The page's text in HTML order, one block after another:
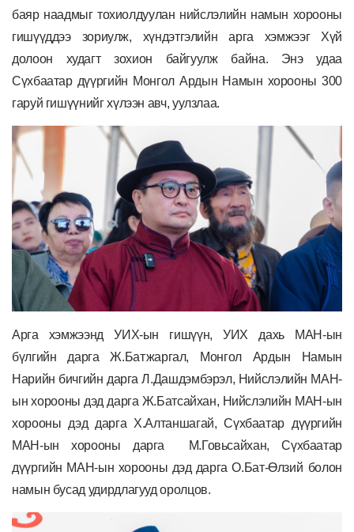
баяр наадмыг тохиолдуулан нийслэлийн намын хорооны
гишүүддээ зориулж, хүндэтгэлийн арга хэмжээг Хүй
долоон худагт зохион байгуулж байна. Энэ удаа
Сүхбаатар дүүргийн Монгол Ардын Намын хорооны 300
гаруй гишүүнийг хүлээн авч, уулзлаа.
Арга хэмжээнд УИХ-ын гишүүн, УИХ дахь МАН-ын
бүлгийн дарга Ж.Батжаргал, Монгол Ардын Намын
Нарийн бичгийн дарга Л.Дашдэмбэрэл, Нийслэлийн МАН-
ын хорооны дэд дарга Ж.Батсайхан, Нийслэлийн МАН-ын
хорооны дэд дарга Х.Алтаншагай, Сүхбаатар дүүргийн
МАН-ын хорооны дарга М.Говьсайхан,Сүхбаатар
дүүргийн МАН-ын хорооны дэд дарга О.Бат-Өлзий болон
намын бусад удирдлагууд оролцов.